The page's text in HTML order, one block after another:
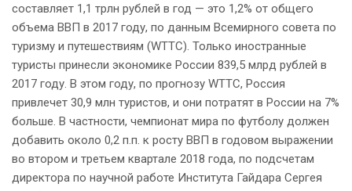
составляет 1,1 трлн рублей в год — это 1,2% от общего
объема ВВП в 2017 году, по данным Всемирного совета по
туризму и путешествиям (WTTC). Только иностранные
туристы принесли экономике России 839,5 млрд рублей в
2017 году. В этом году, по прогнозу WTTC, Россия
привлечет 30,9 млн туристов, и они потратят в России на 7%
больше. В частности, чемпионат мира по футболу должен
добавить около 0,2 п.п. к росту ВВП в годовом выражении
во втором и третьем квартале 2018 года, по подсчетам
директора по научной работе Института Гайдара Сергея